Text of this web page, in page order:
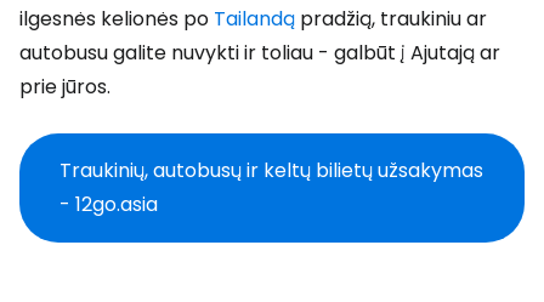
ilgesnės kelionės po Tailandą pradžią, traukiniu ar
autobusu galite nuvykti ir toliau - galbūt į Ajutają ar
prie jūros.
Traukinių, autobusų ir keltų bilietų užsakymas
- 12go.asia